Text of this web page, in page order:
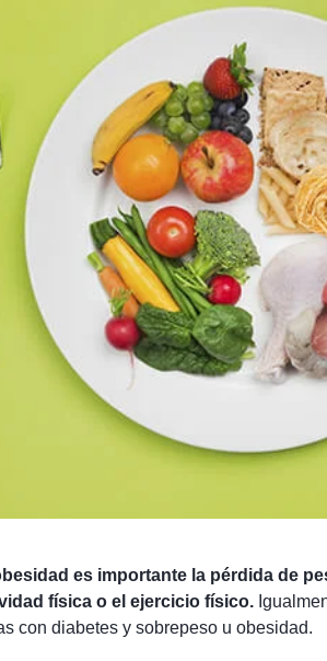
es importante la pérdida de
física o el ejercicio físico.
con diabetes y sobrepeso u obesidad.